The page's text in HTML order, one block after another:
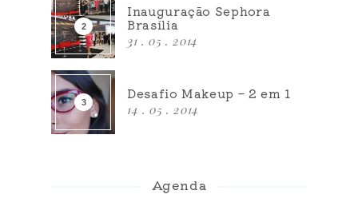
Inauguração Sephora
Brasília
31 . 05 . 2014
Desafio Makeup – 2 em 1
14 . 05 . 2014
Agenda